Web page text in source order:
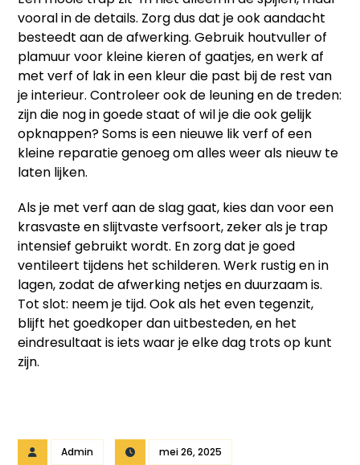
vooral in de details. Zorg dus dat je ook aandacht
besteedt aan de afwerking. Gebruik houtvuller of
plamuur voor kleine kieren of gaatjes, en werk af
met verf of lak in een kleur die past bij de rest van
je interieur. Controleer ook de leuning en de treden:
zijn die nog in goede staat of wil je die ook gelijk
opknappen? Soms is een nieuwe lik verf of een
kleine reparatie genoeg om alles weer als nieuw te
laten lijken.
Als je met verf aan de slag gaat, kies dan voor een
krasvaste en slijtvaste verfsoort, zeker als je trap
intensief gebruikt wordt. En zorg dat je goed
ventileert tijdens het schilderen. Werk rustig en in
lagen, zodat de afwerking netjes en duurzaam is.
Tot slot: neem je tijd. Ook als het even tegenzit,
blijft het goedkoper dan uitbesteden, en het
eindresultaat is iets waar je elke dag trots op kunt
zijn.
Admin mei 26, 2025